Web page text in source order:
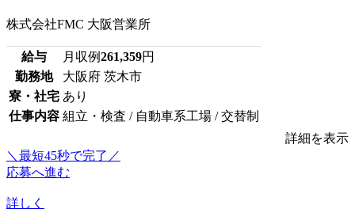
株式会社FMC 大阪営業所
給与 月収例261,359円
勤務地
大阪府 茨木市
寮・社宅 あり
仕事内容 組立・検査 / 自動車系工場 / 交替制
詳細を表示
＼最短45秒で完了／
応募へ進む
詳しく